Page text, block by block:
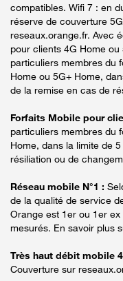
compatibles. Wifi 7 : en
réserve de couverture
reseaux.orange.fr. Avec
pour clients 4G Home
particuliers membres du
Home ou 5G+ Home,
de la remise en cas de
Forfaits Mobile pour
particuliers membres du
Home, dans la limite de
résiliation ou de
Réseau mobile N°1 :
de la qualité de service
Orange est 1er ou 1er
mesurés. En savoir plus
Très haut débit mobile
Couverture sur